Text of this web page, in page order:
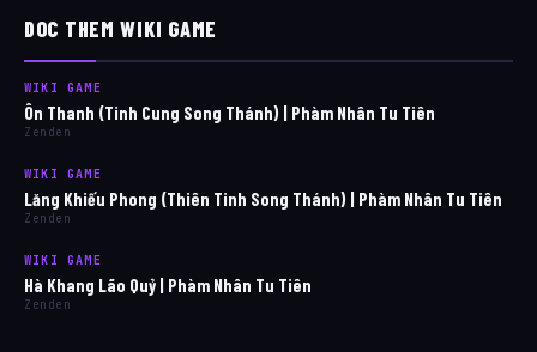
DOC THEM WIKI GAME
WIKI GAME
Ôn Thanh (Tinh Cung Song Thánh) | Phàm Nhân Tu Tiên
Zenden
WIKI GAME
Lăng Khiếu Phong (Thiên Tinh Song Thánh) | Phàm Nhân Tu Tiên
Zenden
WIKI GAME
Hà Khang Lão Quỷ | Phàm Nhân Tu Tiên
Zenden